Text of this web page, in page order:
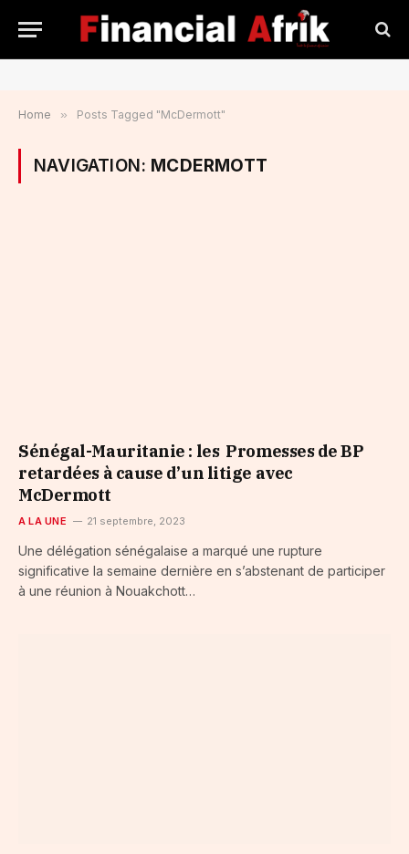
Home » Posts Tagged "McDermott"
NAVIGATION: MCDERMOTT
Sénégal-Mauritanie : les Promesses de BP
retardées à cause d’un litige avec
McDermott
A LA UNE 21 septembre, 2023
Une délégation sénégalaise a marqué une rupture
significative la semaine dernière en s’abstenant de participer
à une réunion à Nouakchott…